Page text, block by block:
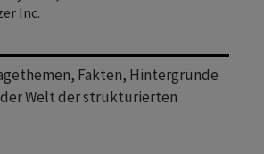
Inc.
Fakten, Hintergründe
der Welt der strukturierten